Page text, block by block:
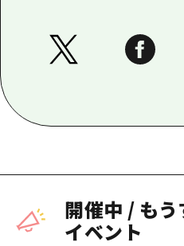
開催中 / も
イベント